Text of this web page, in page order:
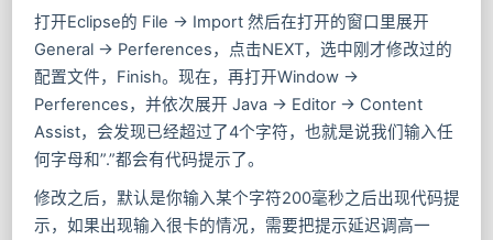
打开Eclipse的 File -> Import 然后在打开的窗口里展开
General -> Perferences，点击NEXT，选中刚才修改过的
配置文件，Finish。现在，再打开Window ->
Perferences，并依次展开 Java -> Editor -> Content
Assist，会发现已经超过了4个字符，也就是说我们输入任
何字母和”.”都会有代码提示了。
修改之后，默认是你输入某个字符200毫秒之后出现代码提
示，如果出现输入很卡的情况，需要把提示延迟调高一